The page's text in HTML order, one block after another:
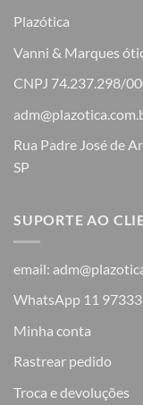
Plazótica
Vanni & Marques
CNPJ 74.237.298/
Rua Padre José de
SP
SUPORTE AO
email:
WhatsApp 11
Minha conta
Rastrear pedido
Troca e devoluções